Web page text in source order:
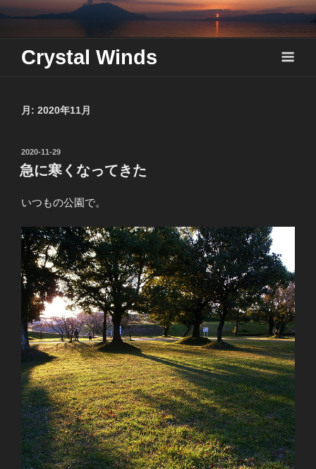
Skip
content
Crystal Winds
月: 2020年11月
投
稿
日:
2020-11-29
急に寒くなってきた
いつもの公園で。